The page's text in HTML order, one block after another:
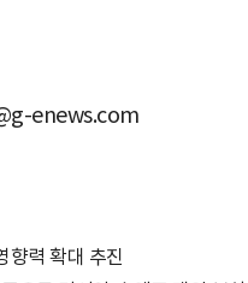
enews.com
향력 확대 추진